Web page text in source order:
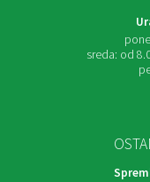
sreda: od